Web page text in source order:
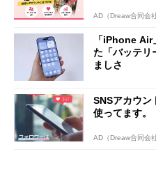
AD（Dreaw合同会社
「iPhone Air
た「バッテリ
ましさ
SNSアカウン
使ってます。
AD（Dreaw合同会社